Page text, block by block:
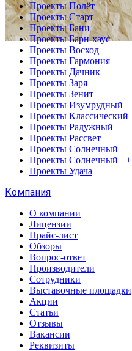
Проекты Полёт
Проекты Старт
Проекты Бани
Проекты Барн-хаус
Проекты Восход
Проекты Гармония
Проекты Дачник
Проекты Заря
Проекты Зенит
Проекты Изумрудный
Проекты Классический
Проекты Радужный
Проекты Рассвет
Проекты Солнечный
Проекты Солнечный ++
Проекты Удача
Компания
О компании
Лицензии
Прайс-лист
Обзоры
Вопрос-ответ
Производители
Сотрудники
Выставочные площадки
Акции
Статьи
Отзывы
Вакансии
Реквизиты